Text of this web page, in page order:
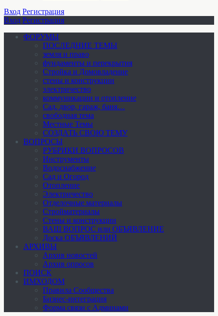
Вход Регистрация
Вход Регистрация
ФОРУМЫ
ПОСЛЕДНИЕ ТЕМЫ
земля и право
фундаменты и перекрытия
Стройка и Домовладение
стены и конструкции
электричество
коммуникации и отопление
Cад, двор, гараж, баня…
свободная тема
Местные Темы
СОЗДАТЬ СВОЮ ТЕМУ
ВОПРОСЫ
РУБРИКИ ВОПРОСОВ
Инструменты
Водоснабжение
Сад и Огород
Отопление
Электричество
Отделочные материалы
Стройматериалы
Стены и конструкции
ВАШ ВОПРОС или ОБЪЯВЛЕНИЕ
Доска ОБЪЯВЛЕНИЙ
АРХИВЫ
Архив новостей
Архив опросов
ПОИСК
ИМХОДОМ
Правила Сообщества
Бизнес-интеграция
Форма связи с Админами